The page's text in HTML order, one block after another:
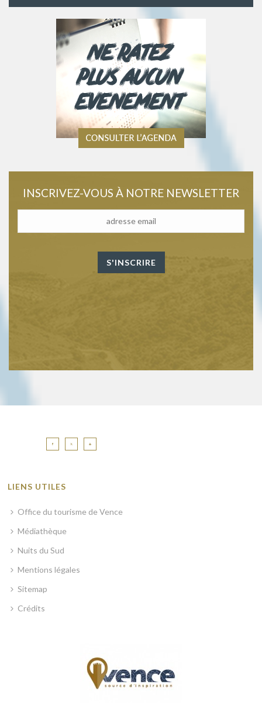
INSCRIVEZ-VOUS À NOTRE NEWSLETTER
LIENS UTILES
Office du tourisme de Vence
Médiathèque
Nuits du Sud
Mentions légales
Sitemap
Crédits